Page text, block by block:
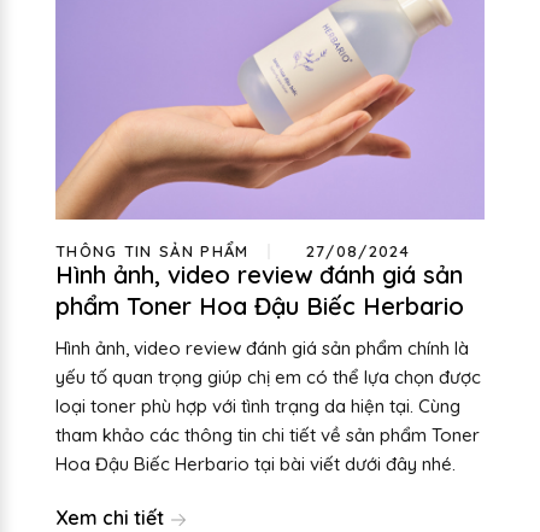
THÔNG TIN SẢN PHẨM 27/08/2024
Hình ảnh, video review đánh giá sản
phẩm Toner Hoa Đậu Biếc Herbario
Hình ảnh, video review đánh giá sản phẩm chính là
yếu tố quan trọng giúp chị em có thể lựa chọn được
loại toner phù hợp với tình trạng da hiện tại. Cùng
tham khảo các thông tin chi tiết về sản phẩm Toner
Hoa Đậu Biếc Herbario tại bài viết dưới đây nhé.
Xem chi tiết